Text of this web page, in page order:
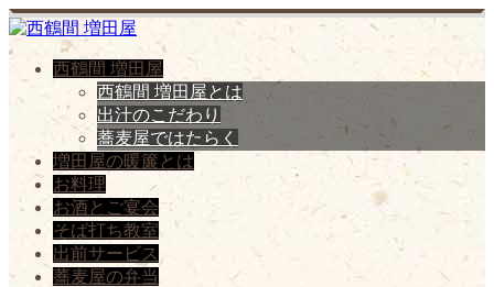
西鶴間 増田屋
西鶴間 増田屋とは
出汁のこだわり
蕎麦屋ではたらく
増田屋の暖簾とは
お料理
お酒とご宴会
そば打ち教室
出前サービス
蕎麦屋の弁当